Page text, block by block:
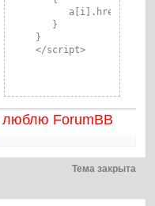
a[i].href =
       }
    }
    </script>
ForumBB
Тема закрыта